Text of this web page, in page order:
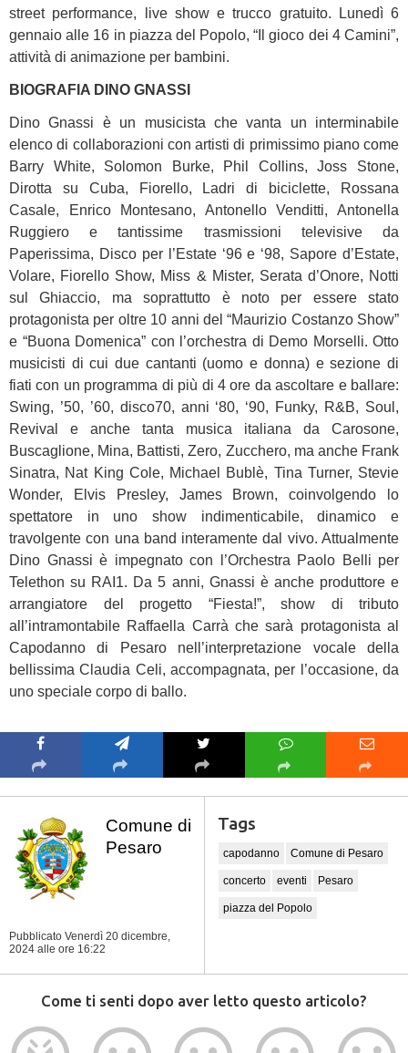
street performance, live show e trucco gratuito. Lunedì 6
gennaio alle 16 in piazza del Popolo, “Il gioco dei 4 Camini”,
attività di animazione per bambini.
BIOGRAFIA DINO GNASSI
Dino Gnassi è un musicista che vanta un interminabile
elenco di collaborazioni con artisti di primissimo piano come
Barry White, Solomon Burke, Phil Collins, Joss Stone,
Dirotta su Cuba, Fiorello, Ladri di biciclette, Rossana
Casale, Enrico Montesano, Antonello Venditti, Antonella
Ruggiero e tantissime trasmissioni televisive da
Paperissima, Disco per l’Estate ‘96 e ‘98, Sapore d’Estate,
Volare, Fiorello Show, Miss & Mister, Serata d’Onore, Notti
sul Ghiaccio, ma soprattutto è noto per essere stato
protagonista per oltre 10 anni del “Maurizio Costanzo Show”
e “Buona Domenica” con l’orchestra di Demo Morselli. Otto
musicisti di cui due cantanti (uomo e donna) e sezione di
fiati con un programma di più di 4 ore da ascoltare e ballare:
Swing, ’50, ’60, disco70, anni ‘80, ‘90, Funky, R&B, Soul,
Revival e anche tanta musica italiana da Carosone,
Buscaglione, Mina, Battisti, Zero, Zucchero, ma anche Frank
Sinatra, Nat King Cole, Michael Bublè, Tina Turner, Stevie
Wonder, Elvis Presley, James Brown, coinvolgendo lo
spettatore in uno show indimenticabile, dinamico e
travolgente con una band interamente dal vivo. Attualmente
Dino Gnassi è impegnato con l’Orchestra Paolo Belli per
Telethon su RAI1. Da 5 anni, Gnassi è anche produttore e
arrangiatore del progetto “Fiesta!”, show di tributo
all’intramontabile Raffaella Carrà che sarà protagonista al
Capodanno di Pesaro nell’interpretazione vocale della
bellissima Claudia Celi, accompagnata, per l’occasione, da
uno speciale corpo di ballo.
Comune di
Pesaro
Pubblicato Venerdì 20 dicembre,
2024 alle ore 16:22
Tags
capodanno Comune di Pesaro
concerto eventi Pesaro
piazza del Popolo
Come ti senti dopo aver letto questo articolo?